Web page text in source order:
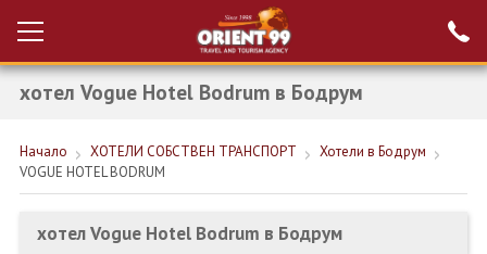
Вход за агенти
Проверка на
резервация
РАННИ ЗАПИСВАНИЯ ТУРЦИЯ
НОВА ГОДИНА ТУРЦИЯ
НОВА ГОДИНА
хотел Vogue Hotel Bodrum в Бодрум
Начало ХОТЕЛИ СОБСТВЕН ТРАНСПОРТ
Хотели в Бодрум
VOGUE HOTEL BODRUM
хотел Vogue Hotel Bodrum в Бодрум